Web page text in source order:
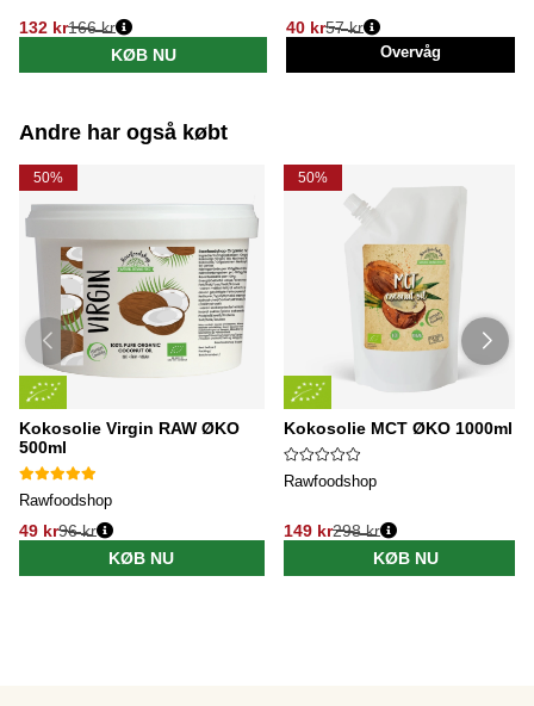
132 kr
Normalpris:
166 kr
KØB NU
40 kr
Normalpris:
57 kr
Overvåg
Andre har også købt
50%
Kokosolie Virgin RAW ØKO
500ml
Rawfoodshop
49 kr96 kr
KØB NU
50%
Kokosolie MCT ØKO 1000ml
Rawfoodshop
149 kr298 kr
KØB NU